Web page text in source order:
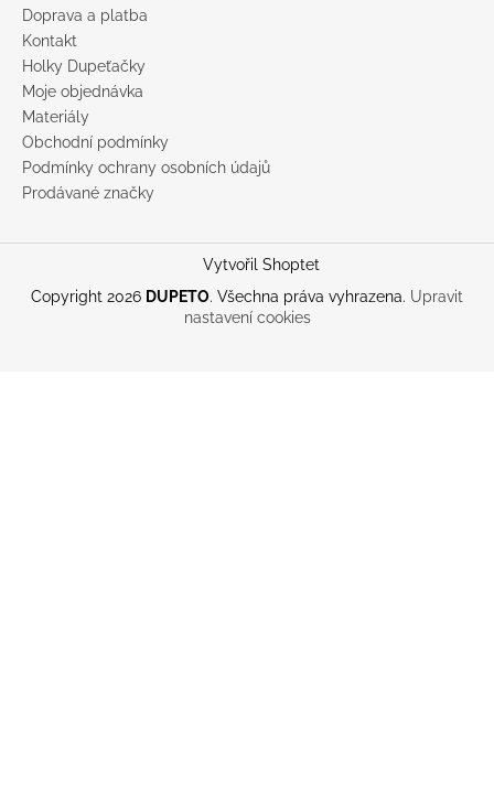
Doprava a platba
Kontakt
Holky Dupeťačky
Moje objednávka
Materiály
Obchodní podmínky
Podmínky ochrany osobních údajů
Prodávané značky
Vytvořil Shoptet
Copyright 2026 DUPETO. Všechna práva vyhrazena. Upravit
nastavení cookies